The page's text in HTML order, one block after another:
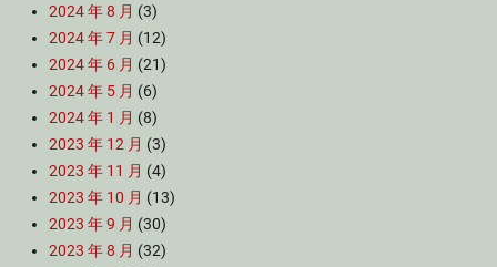
2024 年 8 月 (3)
2024 年 7 月 (12)
2024 年 6 月 (21)
2024 年 5 月 (6)
2024 年 1 月 (8)
2023 年 12 月 (3)
2023 年 11 月 (4)
2023 年 10 月 (13)
2023 年 9 月 (30)
2023 年 8 月 (32)